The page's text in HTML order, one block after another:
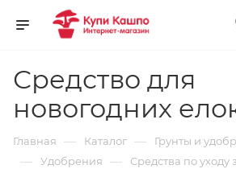
Средство для
новогодних
Главная — Каталог — Грунты и
— Удобрения — Средства по уходу